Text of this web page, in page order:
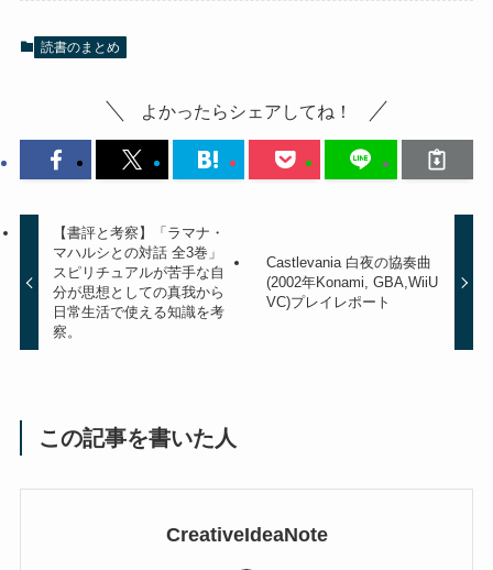
読書のまとめ
よかったらシェアしてね！
【書評と考察】「ラマナ・
マハルシとの対話 全3巻」
スピリチュアルが苦手な自
分が思想としての真我から
日常生活で使える知識を考
察。
Castlevania 白夜の協奏曲
(2002年Konami, GBA,WiiU
VC)プレイレポート
この記事を書いた人
CreativeIdeaNote